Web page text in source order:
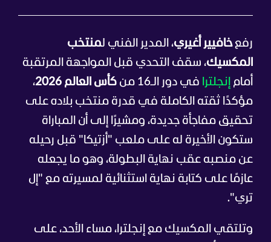
رفعخافيير أغيري، المدير الفني لمنتخب
المكسيك، سقف التحدي قبل المواجهة المرتقبة
أمام إنجلترا في دور الـ16 من كأس العالم 2026
،
مؤكدًا ثقته الكاملة في قدرة منتخب بلاده على
تحقيق مفاجأة جديدة، ومشيرًا إلى أن المباراة
ستكون الأخيرة له على ملعب "أزتيكا" قبل رحيله
عن منصبه عقب نهاية البطولة، وهو ما يجعله
عازمًا على كتابة نهاية استثنائية لمسيرته مع "إل
تري".
وتلتقي المكسيك مع إنجلترا، مساء الأحد، على